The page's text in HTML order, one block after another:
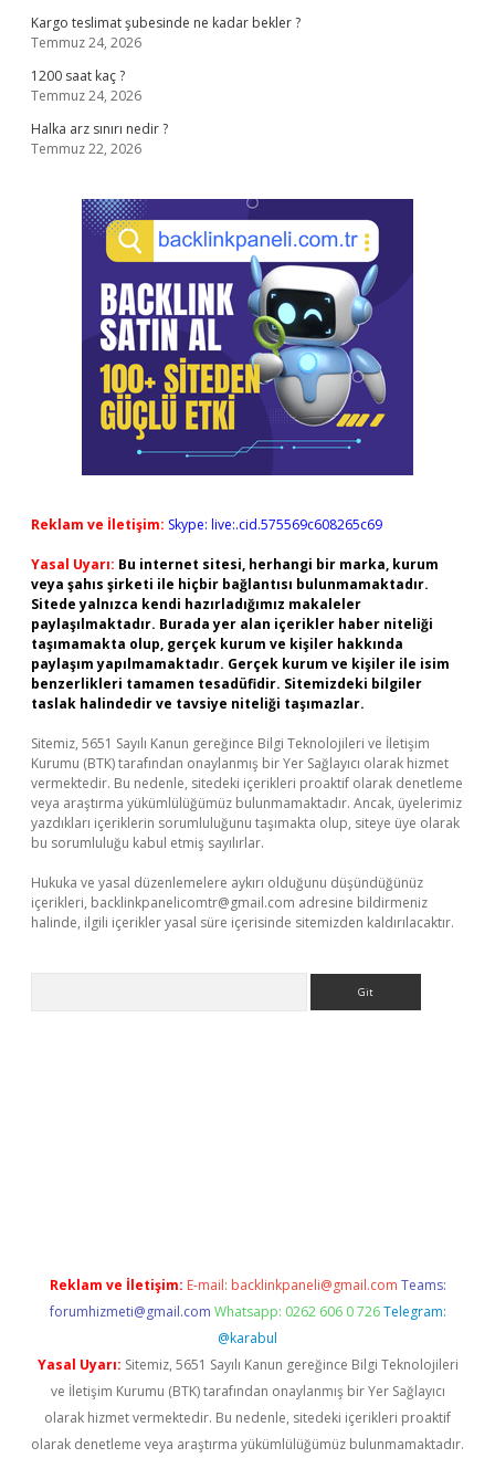
Kargo teslimat şubesinde ne kadar bekler ?
Temmuz 24, 2026
1200 saat kaç ?
Temmuz 24, 2026
Halka arz sınırı nedir ?
Temmuz 22, 2026
Reklam ve İletişim: Skype: live:.cid.575569c608265c69
Yasal Uyarı: Bu internet sitesi, herhangi bir marka, kurum
veya şahıs şirketi ile hiçbir bağlantısı bulunmamaktadır.
Sitede yalnızca kendi hazırladığımız makaleler
paylaşılmaktadır. Burada yer alan içerikler haber niteliği
taşımamakta olup, gerçek kurum ve kişiler hakkında
paylaşım yapılmamaktadır. Gerçek kurum ve kişiler ile isim
benzerlikleri tamamen tesadüfidir. Sitemizdeki bilgiler
taslak halindedir ve tavsiye niteliği taşımazlar.
Sitemiz, 5651 Sayılı Kanun gereğince Bilgi Teknolojileri ve İletişim
Kurumu (BTK) tarafından onaylanmış bir Yer Sağlayıcı olarak hizmet
vermektedir. Bu nedenle, sitedeki içerikleri proaktif olarak denetleme
veya araştırma yükümlülüğümüz bulunmamaktadır. Ancak, üyelerimiz
yazdıkları içeriklerin sorumluluğunu taşımakta olup, siteye üye olarak
bu sorumluluğu kabul etmiş sayılırlar.
Hukuka ve yasal düzenlemelere aykırı olduğunu düşündüğünüz
içerikleri, backlinkpanelicomtr@gmail.com adresine bildirmeniz
halinde, ilgili içerikler yasal süre içerisinde sitemizden kaldırılacaktır.
Reklam ve İletişim: E-mail: backlinkpaneli@gmail.com Teams:
forumhizmeti@gmail.com Whatsapp: 0262 606 0 726 Telegram:
@karabul
Yasal Uyarı: Sitemiz, 5651 Sayılı Kanun gereğince Bilgi Teknolojileri
ve İletişim Kurumu (BTK) tarafından onaylanmış bir Yer Sağlayıcı
olarak hizmet vermektedir. Bu nedenle, sitedeki içerikleri proaktif
olarak denetleme veya araştırma yükümlülüğümüz bulunmamaktadır.